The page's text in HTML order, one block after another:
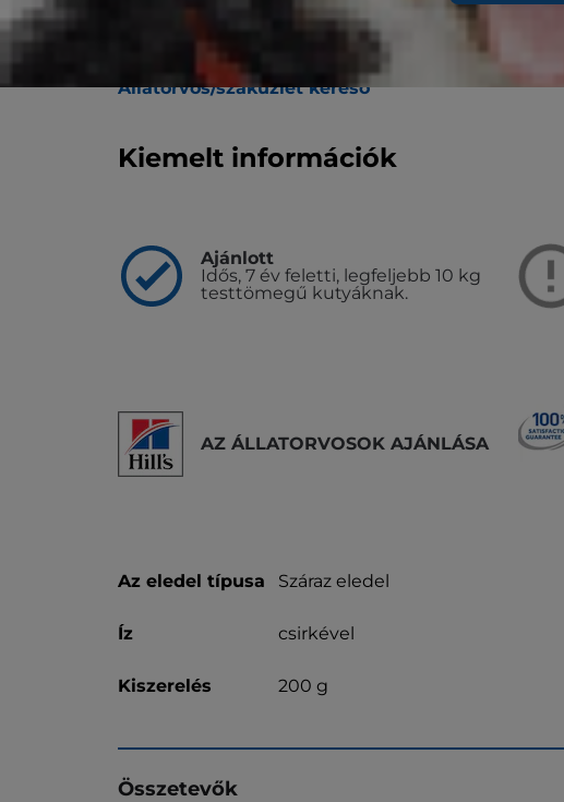
A Hill's Science Plan Small & mini Mature Adult
értékű állateledel idős, 7 év feletti felnőtt, kistestű
kistestű vagy mini kutyája egyedi igényeihez és
Állatorvos/szaküzlet kereső
Kiemelt információk
Ajánlott
Idős, 7 év feletti, legfeljebb 10 kg
testtömegű kutyáknak.
AZ ÁLLATORVOSOK AJÁNLÁSA
Az eledel típusa Száraz eledel
Íz csirkével
Kiszerelés 200 g
Összetevők